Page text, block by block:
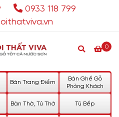
0933 118 799
0
Bàn Trang Điểm
Bàn Ghế Gỗ
Phòng Khách
Bàn Thờ, Tủ Thờ Tủ Bếp